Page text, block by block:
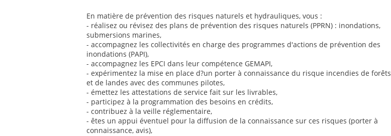
En matière de prévention des risques naturels et hydrauliques, vous :
- réalisez ou révisez des plans de prévention des risques naturels (PPRN) : inondations,
submersions marines,
- accompagnez les collectivités en charge des programmes d'actions de prévention des
inondations (PAPI),
- accompagnez les EPCI dans leur compétence GEMAPI,
- expérimentez la mise en place d?un porter à connaissance du risque incendies de forêts
et de landes avec des communes pilotes,
- émettez les attestations de service fait sur les livrables,
- participez à la programmation des besoins en crédits,
- contribuez à la veille réglementaire,
- êtes un appui éventuel pour la diffusion de la connaissance sur ces risques (porter à
connaissance, avis),